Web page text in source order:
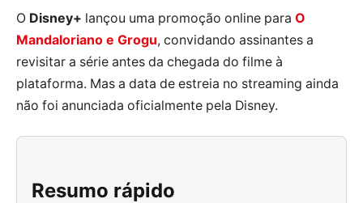
O Disney+ lançou uma promoção online para O
Mandaloriano e Grogu, convidando assinantes a
revisitar a série antes da chegada do filme à
plataforma. Mas a data de estreia no streaming ainda
não foi anunciada oficialmente pela Disney.
Resumo rápido